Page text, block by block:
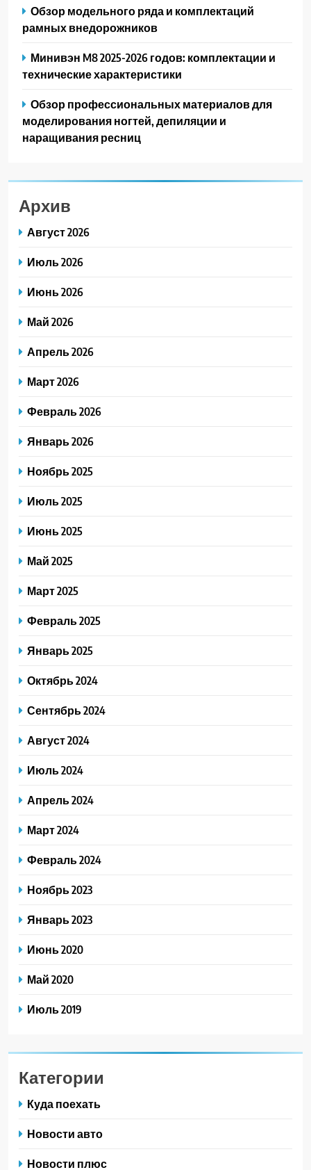
Обзор модельного ряда и комплектаций
рамных внедорожников
Минивэн M8 2025-2026 годов: комплектации и
технические характеристики
Обзор профессиональных материалов для
моделирования ногтей, депиляции и
наращивания ресниц
Архив
Август 2026
Июль 2026
Июнь 2026
Май 2026
Апрель 2026
Март 2026
Февраль 2026
Январь 2026
Ноябрь 2025
Июль 2025
Июнь 2025
Май 2025
Март 2025
Февраль 2025
Январь 2025
Октябрь 2024
Сентябрь 2024
Август 2024
Июль 2024
Апрель 2024
Март 2024
Февраль 2024
Ноябрь 2023
Январь 2023
Июнь 2020
Май 2020
Июль 2019
Категории
Куда поехать
Новости авто
Новости плюс